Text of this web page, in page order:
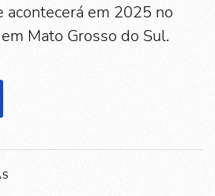
acontecerá em 2025 no
Mato Grosso do Sul.